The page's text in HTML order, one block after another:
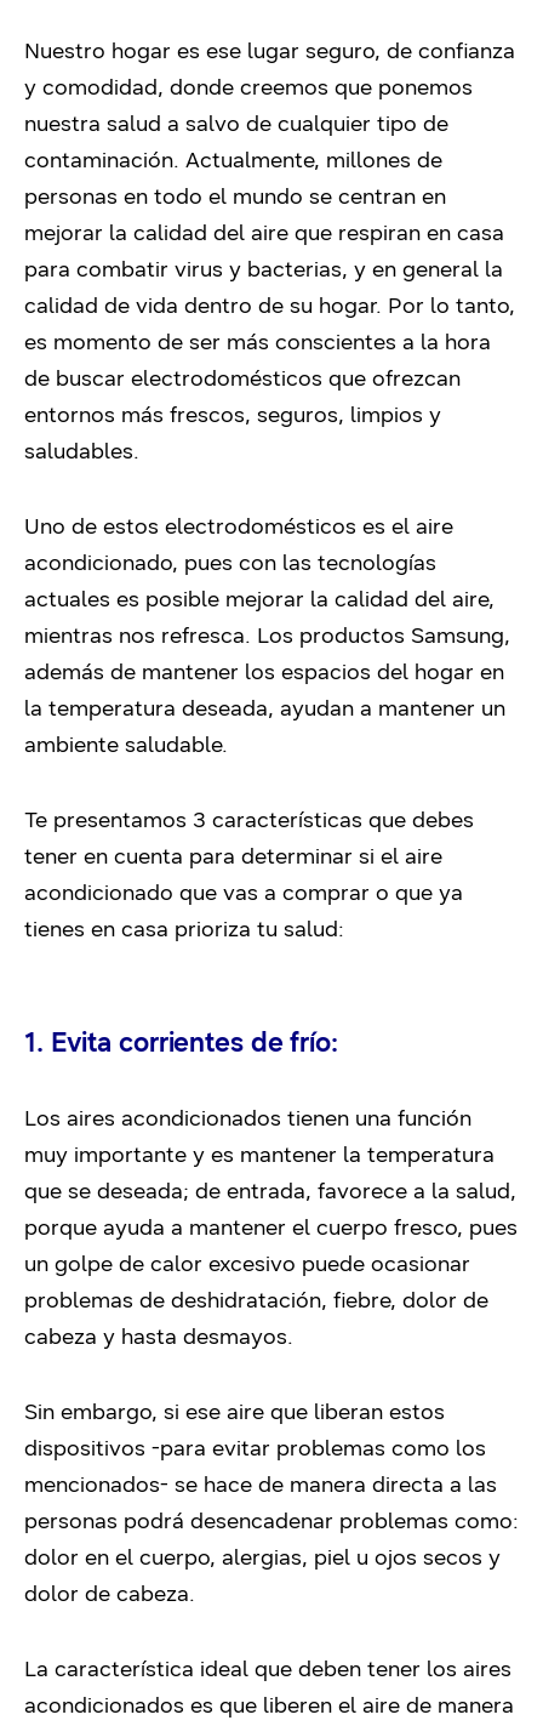
Nuestro hogar es ese lugar seguro, de confianza
y comodidad, donde creemos que ponemos
nuestra salud a salvo de cualquier tipo de
contaminación. Actualmente, millones de
personas en todo el mundo se centran en
mejorar la calidad del aire que respiran en casa
para combatir virus y bacterias, y en general la
calidad de vida dentro de su hogar. Por lo tanto,
es momento de ser más conscientes a la hora
de buscar electrodomésticos que ofrezcan
entornos más frescos, seguros, limpios y
saludables.
Uno de estos electrodomésticos es el aire
acondicionado, pues con las tecnologías
actuales es posible mejorar la calidad del aire,
mientras nos refresca. Los productos Samsung,
además de mantener los espacios del hogar en
la temperatura deseada, ayudan a mantener un
ambiente saludable.
Te presentamos 3 características que debes
tener en cuenta para determinar si el aire
acondicionado que vas a comprar o que ya
tienes en casa prioriza tu salud:
1. Evita corrientes de frío:
Los aires acondicionados tienen una función
muy importante y es mantener la temperatura
que se deseada; de entrada, favorece a la salud,
porque ayuda a mantener el cuerpo fresco, pues
un golpe de calor excesivo puede ocasionar
problemas de deshidratación, fiebre, dolor de
cabeza y hasta desmayos.
Sin embargo, si ese aire que liberan estos
dispositivos -para evitar problemas como los
mencionados- se hace de manera directa a las
personas podrá desencadenar problemas como:
dolor en el cuerpo, alergias, piel u ojos secos y
dolor de cabeza.
La característica ideal que deben tener los aires
acondicionados es que liberen el aire de manera